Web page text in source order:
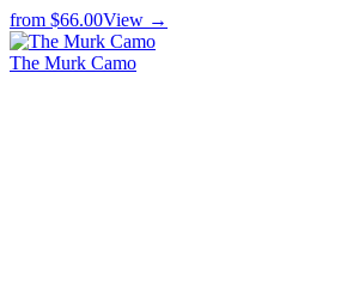
from $66.00View →
The Murk Camo